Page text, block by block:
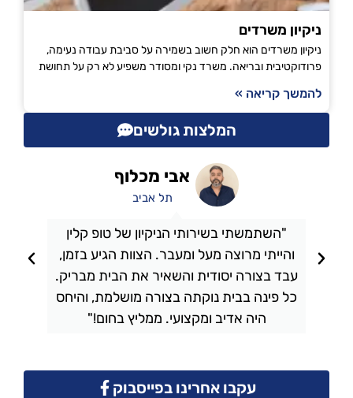
ניקיון משרדים
ניקיון משרדים הוא חלק חשוב בשמירה על סביבת עבודה נעימה,
פרודוקטיבית ובריאה. משרד נקי ומסודר משפיע לא רק על תחושת
להמשך קריאה »
המלצות גולשים
"השתמשתי בשירותי הניקיון של טופ קלין
והייתי מרוצה מעל ומעבר. הצוות הגיע בזמן,
עבד בצורה יסודית והשאיר את הבית מבריק.
כל פינה בבית נוקתה בצורה מושלמת, והיחס
היה אדיב ומקצועי. ממליץ בחום!"
אבי מכלוף
תל אביב
עקבו אחרינו בפייסבוק